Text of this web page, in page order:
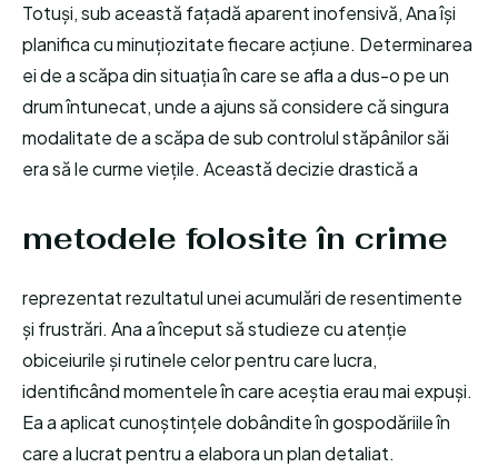
Totuși, sub această fațadă aparent inofensivă, Ana își
planifica cu minuțiozitate fiecare acțiune. Determinarea
ei de a scăpa din situația în care se afla a dus-o pe un
drum întunecat, unde a ajuns să considere că singura
modalitate de a scăpa de sub controlul stăpânilor săi
era să le curme viețile. Această decizie drastică a
metodele folosite în crime
reprezentat rezultatul unei acumulări de resentimente
și frustrări. Ana a început să studieze cu atenție
obiceiurile și rutinele celor pentru care lucra,
identificând momentele în care aceștia erau mai expuși.
Ea a aplicat cunoștințele dobândite în gospodăriile în
care a lucrat pentru a elabora un plan detaliat.